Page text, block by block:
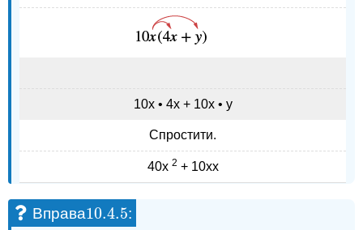
10х • 4х + 10х • у
Спростити.
40х 2 + 10хх
Вправа10.4.5
10.4.5: